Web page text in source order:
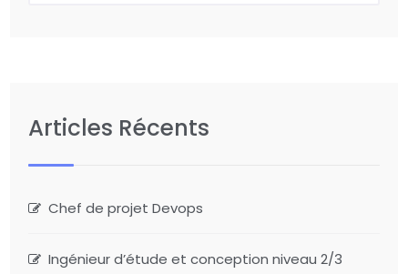
Articles Récents
Chef de projet Devops
Ingénieur d’étude et conception niveau 2/3